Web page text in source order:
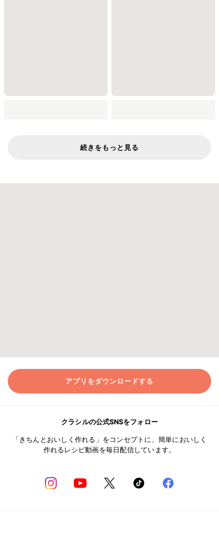
続きをもっと見る
アプリをダウンロードする
クラシルの公式SNSをフォロー
「きちんとおいしく作れる」をコンセプトに、簡単においしく
作れるレシピ動画を毎日配信しています。